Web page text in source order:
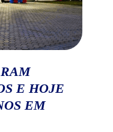
E HOJE
EM